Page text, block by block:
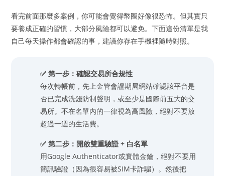
看完前面那麼多案例，你可能會覺得幣圈好像很恐怖。但其實只
要養成正確的習慣，大部分風險都可以避免。下面這份清單是我
自己每天操作都會確認的事，建議你存在手機裡隨時對照。
✅ 第一步：確認交易所合規性
每次轉帳前，先上金管會證期局網站確認該平台是
否已完成洗錢防制聲明，或至少是國際前五大的交
易所。不在名單內的一律視為高風險，絕對不要放
超過一週的生活費。
✅ 第二步：開啟雙重驗證 + 白名單
用Google Authenticator或實體金鑰，絕對不要用
簡訊驗證（因為很容易被SIM卡詐騙）。然後把